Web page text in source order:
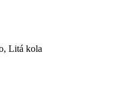
Litá kola